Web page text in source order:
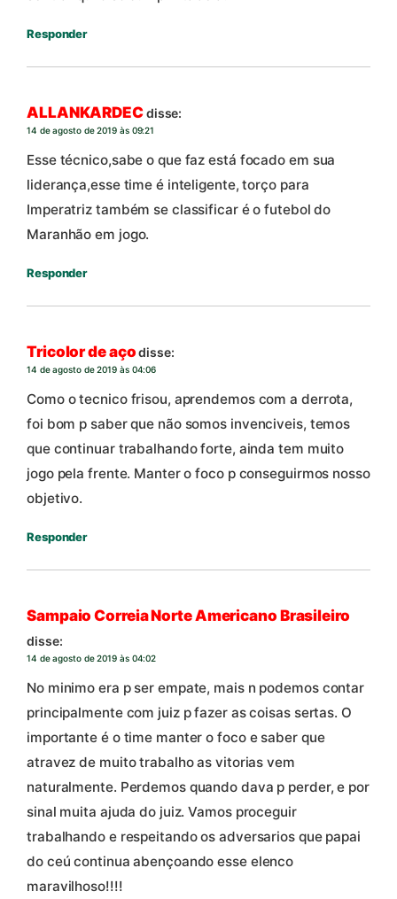
Responder
ALLANKARDECdisse:
14 de agosto de 2019 às 09:21
Esse técnico,sabe o que faz está focado em sua
liderança,esse time é inteligente, torço para
Imperatriz também se classificar é o futebol do
Maranhão em jogo.
Responder
Tricolor de aço disse:
14 de agosto de 2019 às 04:06
Como o tecnico frisou, aprendemos com a derrota,
foi bom p saber que não somos invenciveis, temos
que continuar trabalhando forte, ainda tem muito
jogo pela frente. Manter o foco p conseguirmos nosso
objetivo.
Responder
Sampaio Correia Norte Americano Brasileiro
disse:
14 de agosto de 2019 às 04:02
No minimo era p ser empate, mais n podemos contar
principalmente com juiz p fazer as coisas sertas. O
importante é o time manter o foco e saber que
atravez de muito trabalho as vitorias vem
naturalmente. Perdemos quando dava p perder, e por
sinal muita ajuda do juiz. Vamos proceguir
trabalhando e respeitando os adversarios que papai
do ceú continua abençoando esse elenco
maravilhoso!!!!